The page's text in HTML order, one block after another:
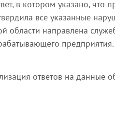
в котором указано, что
все указанные
области направлена
предприятия.
ответов на данные